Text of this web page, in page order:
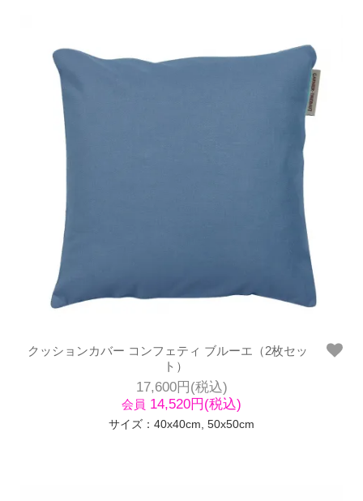
クッションカバー コンフェティ ブルーエ（2枚セッ
ト）
17,600円(税込)
会員 14,520円(税込)
サイズ：40x40cm, 50x50cm